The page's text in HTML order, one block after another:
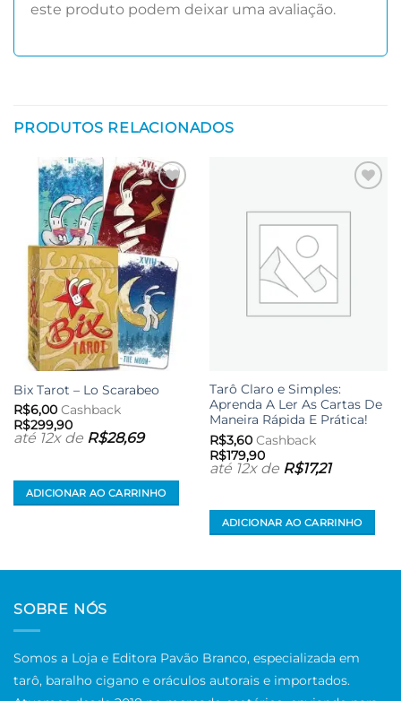
este produto podem deixar uma avaliação.
PRODUTOS RELACIONADOS
Adicionar
aos meus
desejos
Bix Tarot – Lo Scarabeo
R$6,00Cashback
R$299,90
até 12x de R$28,69
ADICIONAR AO CARRINHO
aos meus
desejos
Tarô Claro e Simples:
Aprenda A Ler As Cartas De
Maneira Rápida E Prática!
R$3,60Cashback
R$179,90
até 12x de R$17,21
ADICIONAR AO CARRINHO
SOBRE NÓS
Somos a Loja e Editora Pavão Branco, especializada em
tarô, baralho cigano e oráculos autorais e importados.